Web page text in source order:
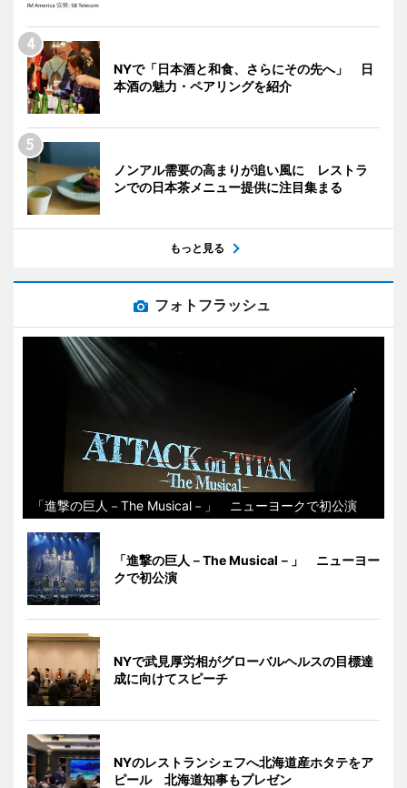
NYで「日本酒と和食、さらにその先へ」 日
本酒の魅力・ペアリングを紹介
ノンアル需要の高まりが追い風に レストラ
ンでの日本茶メニュー提供に注目集まる
もっと見る
フォトフラッシュ
「進撃の巨人－The Musical－」 ニューヨークで初公演
「進撃の巨人－The Musical－」 ニューヨー
クで初公演
NYで武見厚労相がグローバルヘルスの目標達
成に向けてスピーチ
NYのレストランシェフへ北海道産ホタテをア
ピール 北海道知事もプレゼン